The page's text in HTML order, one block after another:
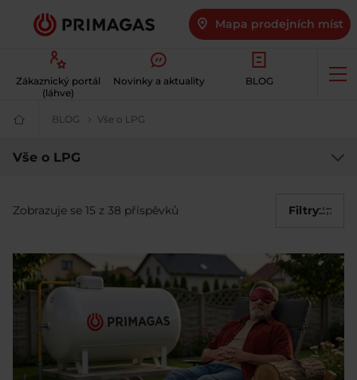
Mapa prodejních míst
Zákaznický portál
(láhve)
Novinky a aktuality BLOG
Váš
plynu
|
LPG
BLOG PRIMA BLOG – novinky ze světa LPG na jednom místě
Vše o LPG
Vše
LPG
Vše o LPG
Zobrazuje se 15 z 38 příspěvků Filtry